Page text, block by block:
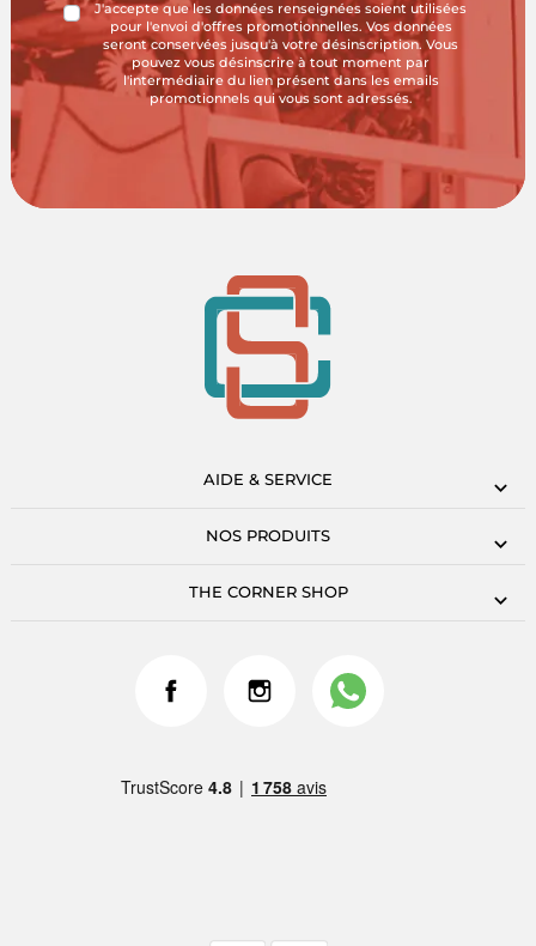
J'accepte que les données renseignées soient utilisées
pour l'envoi d'offres promotionnelles. Vos données
seront conservées jusqu'à votre désinscription. Vous
pouvez vous désinscrire à tout moment par
l'intermédiaire du lien présent dans les emails
promotionnels qui vous sont adressés.
AIDE & SERVICE
NOS PRODUITS
THE CORNER SHOP